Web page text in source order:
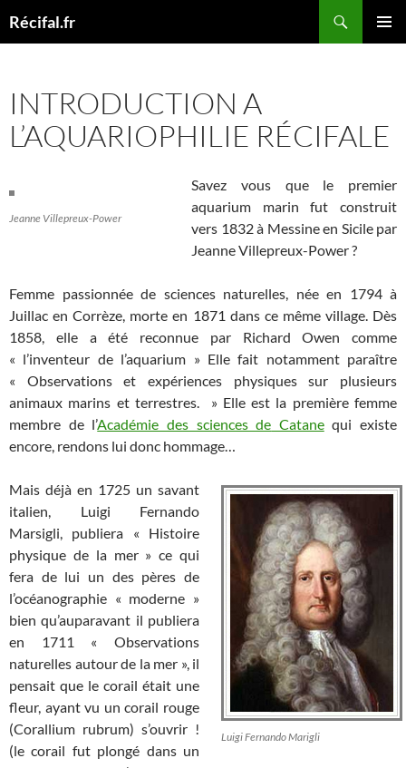
auRécifal.fr
INTRODUCTION A
L’AQUARIOPHILIE RÉCIFALE
Jeanne Villepreux-Power
Savez vous que le premier
aquarium marin fut construit
vers 1832 à Messine en Sicile par
Jeanne Villepreux-Power ?
Femme passionnée de sciences naturelles, née en 1794 à
Juillac en Corrèze, morte en 1871 dans ce même village. Dès
1858, elle a été reconnue par Richard Owen comme
« l’inventeur de l’aquarium » Elle fait notamment paraître
« Observations et expériences physiques sur plusieurs
animaux marins et terrestres. » Elle est la première femme
membre de l’Académie des sciences de Catanequi existe
encore, rendons lui donc hommage…
Luigi Fernando Marigli
Mais déjà en 1725 un savant
italien, Luigi Fernando
Marsigli, publiera « Histoire
physique de la mer » ce qui
fera de lui un des pères de
l’océanographie « moderne »
bien qu’auparavant il publiera
en 1711 « Observations
naturelles autour de la mer », il
pensait que le corail était une
fleur, ayant vu un corail rouge
(Corallium rubrum) s’ouvrir !
(le corail fut plongé dans un